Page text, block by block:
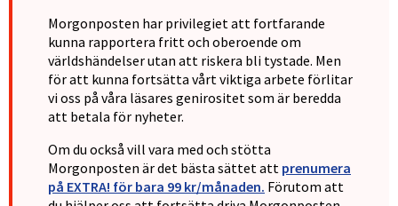
Morgonposten har privilegiet att fortfarande
kunna rapportera fritt och oberoende om
världshändelser utan att riskera bli tystade. Men
för att kunna fortsätta vårt viktiga arbete förlitar
vi oss på våra läsares genirositet som är beredda
att betala för nyheter.
Om du också vill vara med och stötta
Morgonposten är det bästa sättet att prenumera
på EXTRA! för bara 99 kr/månaden. Förutom att